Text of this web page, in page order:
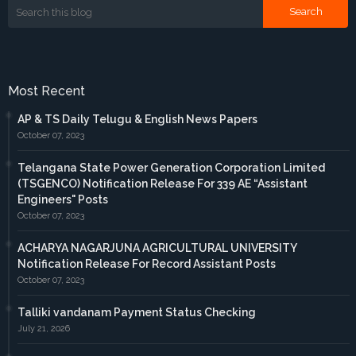
Most Recent
AP & TS Daily Telugu & English News Papers
October 07, 2023
Telangana State Power Generation Corporation Limited
(TSGENCO) Notification Release For 339 AE “Assistant
Engineers" Posts
October 07, 2023
ACHARYA NAGARJUNA AGRICULTURAL UNIVERSITY
Notification Release For Record Assistant Posts
October 07, 2023
Talliki vandanam Payment Status Checking
July 21, 2026